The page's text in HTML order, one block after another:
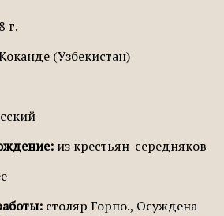
г.
(Узбекистан)
из крестьян-середняков
столяр Горпо., Осуждена